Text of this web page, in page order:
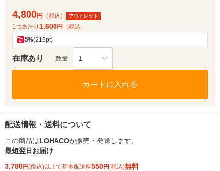
4,800円 （税込） アウトレット
1つあたり 1,600円 （税込）
5%(219pt)
在庫あり 数量 1
カートに入れる
配送情報・送料について
この商品はLOHACOが販売・発送します。
最短翌日お届け
3,780円(税込)以上で基本配送料550円(税込)無料